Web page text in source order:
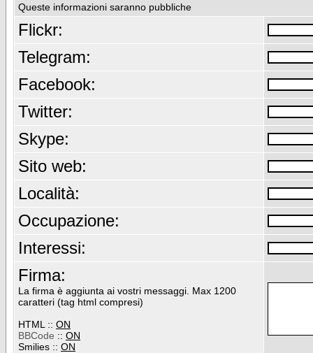
Queste informazioni saranno pubbliche
Flickr:
Telegram:
Facebook:
Twitter:
Skype:
Sito web:
Località:
Occupazione:
Interessi:
Firma:
La firma è aggiunta ai vostri messaggi. Max 1200
caratteri (tag html compresi)
HTML :: ON
BBCode :: ON
Smilies :: ON